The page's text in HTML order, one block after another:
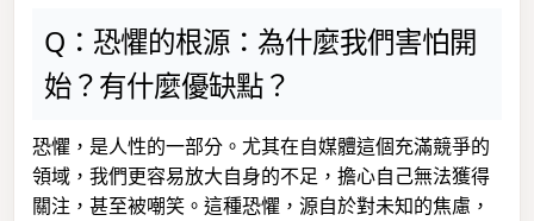
Q：恐懼的根源：為什麼我們害怕開
始？有什麼優缺點？
恐懼，是人性的一部分。尤其在自媒體這個充滿競爭的
領域，我們更容易放大自身的不足，擔心自己無法獲得
關注，甚至被嘲笑。這種恐懼，源自於對未知的焦慮，